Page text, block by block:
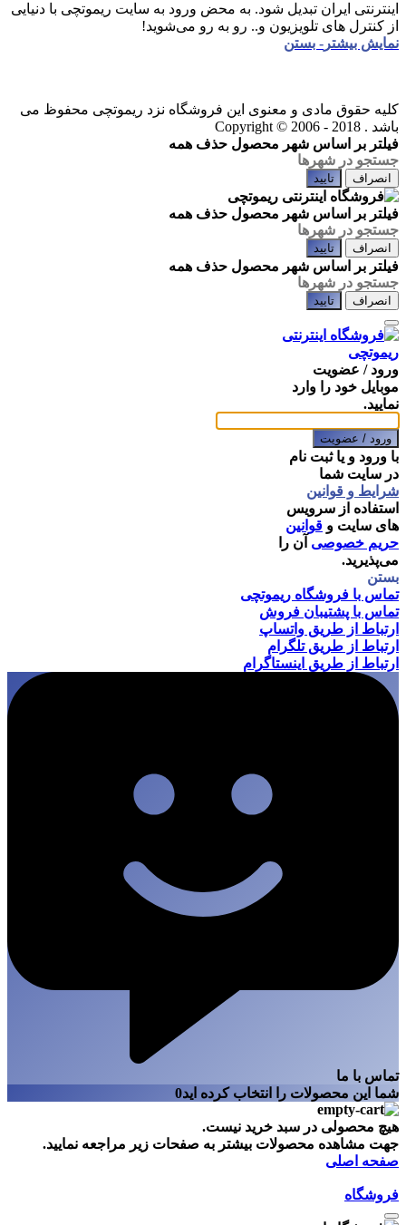
اینترنتی ایران تبدیل شود. به محض ورود به سایت ریموتچی با دنیایی
از کنترل های تلویزیون و.. رو به رو می‌شوید!
نمایش بیشتر - بستن
کلیه حقوق مادی و معنوی این فروشگاه نزد ریموتچی محفوظ می
باشد . Copyright © 2006 - 2018
فیلتر بر اساس شهر محصول حذف همه
انصراف تایید
فیلتر بر اساس شهر محصول حذف همه
انصراف تایید
فیلتر بر اساس شهر محصول حذف همه
انصراف تایید
ورود / عضویت
موبایل خود را وارد
نمایید.
ورود / عضویت
با ورود و یا ثبت نام
در سایت شما
شرایط و قوانین
استفاده از سرویس
های سایت و قوانین
حریم خصوصی آن را
می‌پذیرید.
بستن
تماس با فروشگاه ریموتچی
تماس با پشتیبان فروش
ارتباط از طریق واتساپ
ارتباط از طریق تلگرام
ارتباط از طریق اینستاگرام
تماس با ما
شما این محصولات را انتخاب کرده اید0
هیچ محصولی در سبد خرید نیست.
جهت مشاهده محصولات بیشتر به صفحات زیر مراجعه نمایید.
صفحه اصلی
فروشگاه